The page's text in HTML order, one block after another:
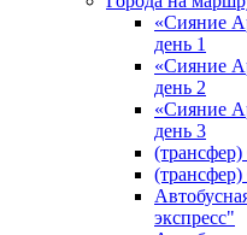
«Сияние
день 1
«Сияние
день 2
«Сияние
день 3
(трансфер)
экспресс"